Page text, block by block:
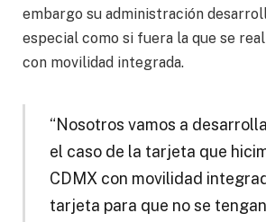
embargo su administración
especial como si fuera la que se
con movilidad integrada.
“Nosotros vamos a
el caso de la tarjeta que
CDMX con movilidad
tarjeta para que no se